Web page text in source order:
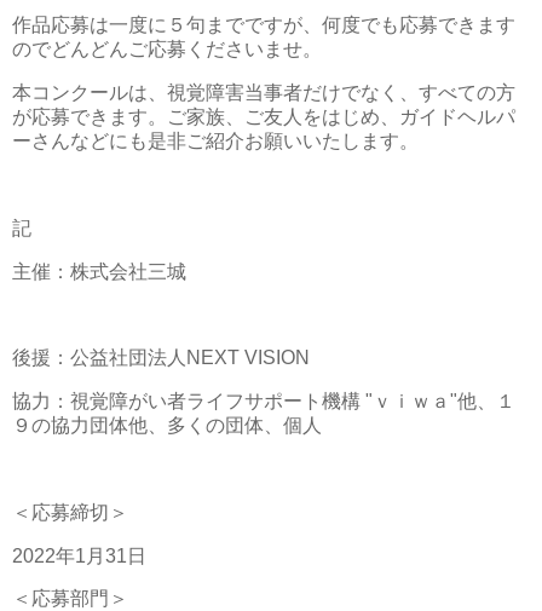
作品応募は一度に５句までですが、何度でも応募できます
のでどんどんご応募くださいませ。
本コンクールは、視覚障害当事者だけでなく、すべての方
が応募できます。ご家族、ご友人をはじめ、ガイドヘルパ
ーさんなどにも是非ご紹介お願いいたします。
記
主催：株式会社三城
後援：公益社団法人NEXT VISION
協力：視覚障がい者ライフサポート機構 "ｖｉｗａ"他、１
９の協力団体他、多くの団体、個人
＜応募締切＞
2022年1月31日
＜応募部門＞